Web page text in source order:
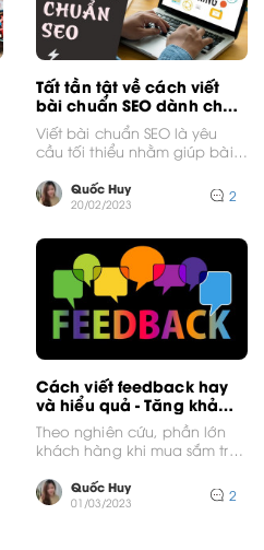
Tất tần tật về cách viết
bài chuẩn SEO dành cho
người mới
Viết bài chuẩn SEO là yêu
cầu tối thiểu nhằm giúp bài
dcao...Quốc Huy
20/02/2023 2
Cách viết feedback hay
và hiểu quả - Tăng khả
năng tiếp cận với khách
hàng tiềm năng
Theo nghiên cứu, phần lớn
khách hàng khi mua sắm trực
sản...Quốc Huy
01/03/2023 2